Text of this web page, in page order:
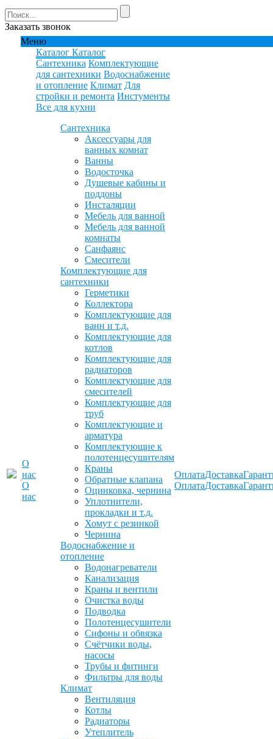
Заказать звонок
Меню
О
нас
О
нас
Каталог Каталог
Сантехника Комплектующие
для сантехники Водоснабжение
и отопление Климат Для
стройки и ремонта Инстументы
Все для кухни
Сантехника
Аксессуары для
ванных комнат
Ванны
Водосточка
Душевые кабины и
поддоны
Инсталяции
Мебель для ванной
Мебель для ванной
комнаты
Санфаянс
Смесители
Комплектующие для
сантехники
Герметики
Коллектора
Комплектующие для
ванн и т.д.
Комплектующие для
котлов
Комплектующие для
радиаторов
Комплектующие для
смесителей
Комплектующие для
труб
Комплектующие и
арматура
Комплектующие к
полотенцесушителям
Краны
Обратные клапана
Оцинковка, чернина
Уплотнители,
прокладки и т.д.
Хомут с резинкой
Чернина
Водоснабжение и
отопление
Водонагреватели
Канализация
Краны и вентили
Очистка воды
Подводка
Полотенцесушители
Сифоны и обвязка
Счётчики воды,
насосы
Трубы и фитинги
Фильтры для воды
Климат
Вентиляция
Котлы
Радиаторы
Утеплитель
Оплата
Оплата
Доставка
Доставка